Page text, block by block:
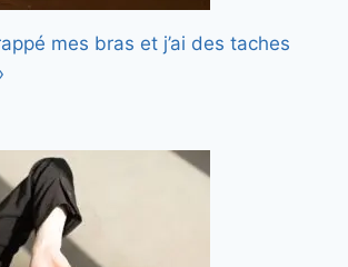
mes bras et j’ai des taches